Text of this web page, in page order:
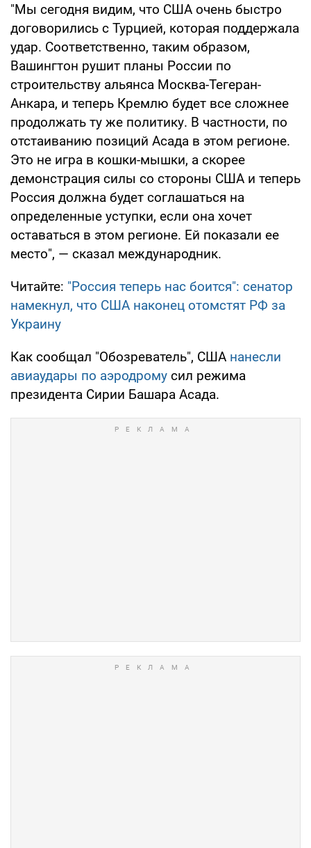
"Мы сегодня видим, что США очень быстро
договорились с Турцией, которая поддержала
удар. Соответственно, таким образом,
Вашингтон рушит планы России по
строительству альянса Москва-Тегеран-
Анкара, и теперь Кремлю будет все сложнее
продолжать ту же политику. В частности, по
отстаиванию позиций Асада в этом регионе.
Это не игра в кошки-мышки, а скорее
демонстрация силы со стороны США и теперь
Россия должна будет соглашаться на
определенные уступки, если она хочет
оставаться в этом регионе. Ей показали ее
место", — сказал международник.
Читайте: "Россия теперь нас боится": сенатор
намекнул, что США наконец отомстят РФ за
Украину
Как сообщал "Обозреватель", США нанесли
авиаудары по аэродрому сил режима
президента Сирии Башара Асада.